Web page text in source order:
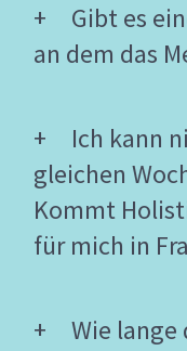
Gibt es
an dem das
Ich kann
gleichen
Kommt
für mich in
Wie lange